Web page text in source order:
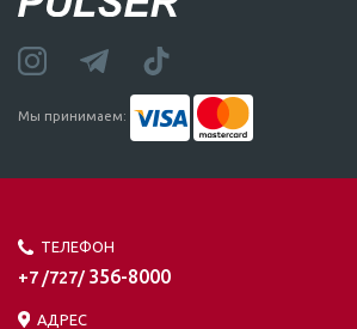
Мы принимаем:
ТЕЛЕФОН
+7 /727/ 356-8000
АДРЕС